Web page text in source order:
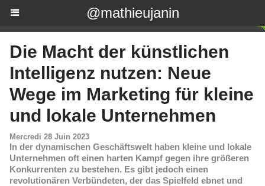
@mathieujanin
Die Macht der künstlichen
Intelligenz nutzen: Neue
Wege im Marketing für kleine
und lokale Unternehmen
Mercredi 28 Juin 2023
In der dynamischen Geschäftswelt haben kleine und lokale
Unternehmen oft einen harten Kampf gegen ihre größeren
Konkurrenten zu bestehen. Es gibt jedoch einen
revolutionären Verbündeten, der das Spielfeld ebnet und